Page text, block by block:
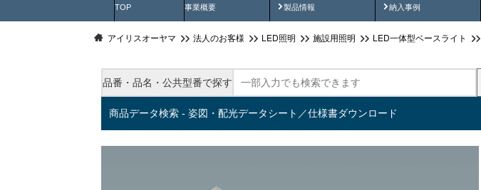
TOP 事業概要 製品情報
製品動画 納入事例
納入事例動画
アイリスオーヤマ 法人のお客様 LED照明 施設用照明 LED一体型ベースライト
品番・品名・公共型番で探す
商品データ検索 - 姿図・配光データシート／仕様書ダウンロード